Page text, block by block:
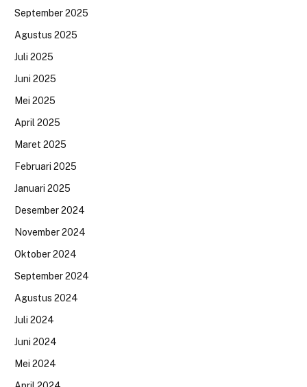
September 2025
Agustus 2025
Juli 2025
Juni 2025
Mei 2025
April 2025
Maret 2025
Februari 2025
Januari 2025
Desember 2024
November 2024
Oktober 2024
September 2024
Agustus 2024
Juli 2024
Juni 2024
Mei 2024